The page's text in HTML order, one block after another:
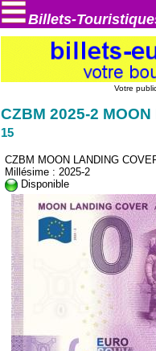
Billets-
Votre
CZBM 2025-2
15
CZBM MOON LANDING
Millésime : 2025-2
Disponible